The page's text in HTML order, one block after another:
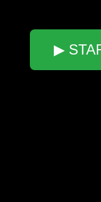
▶